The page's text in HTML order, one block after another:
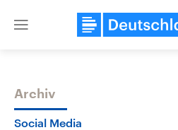
Close
Themen
Archiv
Social Media